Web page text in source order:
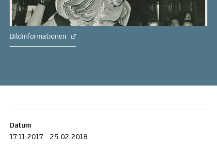
Bildinformationen
Datum
17.11.2017 - 25.02.2018